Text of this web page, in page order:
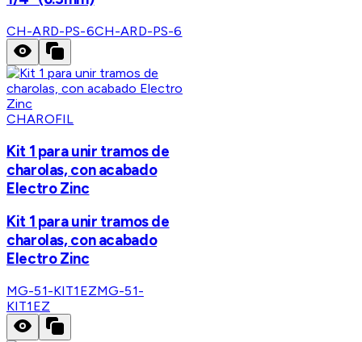
CH-ARD-PS-6CH-ARD-PS-6
CHAROFIL
Kit 1 para unir tramos de
charolas, con acabado
Electro Zinc
Kit 1 para unir tramos de
charolas, con acabado
Electro Zinc
MG-51-KIT1EZMG-51-
KIT1EZ